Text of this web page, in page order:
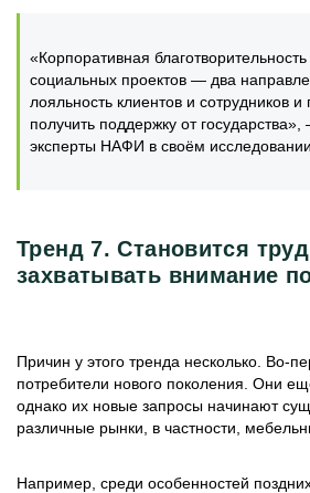
«Корпоративная
социальных проектов — два
лояльность клиентов и сотрудников
получить поддержку от
эксперты НАФИ в своём исследовании.
Тренд 7. Становится
захватывать внимание
Причин у этого тренда несколько. Во-
потребители нового поколения. Они
однако их новые запросы начинают
различные рынки, в частности,
Например, среди особенностей